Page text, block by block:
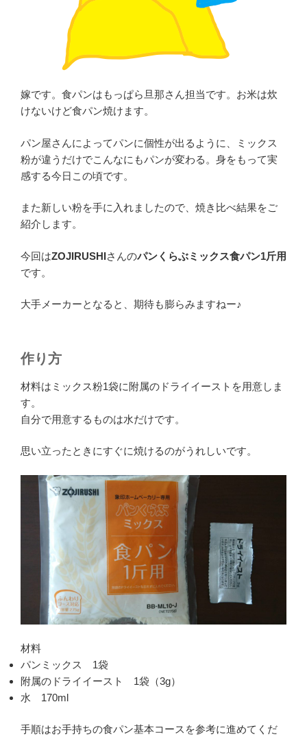
嫁です。食パンはもっぱら旦那さん担当です。お米は炊
けないけど食パン焼けます。
パン屋さんによってパンに個性が出るように、ミックス
粉が違うだけでこんなにもパンが変わる。身をもって実
感する今日この頃です。
また新しい粉を手に入れましたので、焼き比べ結果をご
紹介します。
今回はZOJIRUSHIさんのパンくらぶミックス食パン1斤用
です。
大手メーカーとなると、期待も膨らみますねー♪
作り方
材料はミックス粉1袋に附属のドライイーストを用意しま
す。
自分で用意するものは水だけです。
思い立ったときにすぐに焼けるのがうれしいです。
材料
パンミックス 1袋
附属のドライイースト 1袋（3g）
水 170ml
手順はお手持ちの食パン基本コースを参考に進めてくだ